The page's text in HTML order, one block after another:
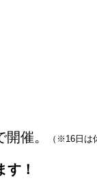
催。 （※16日は
！